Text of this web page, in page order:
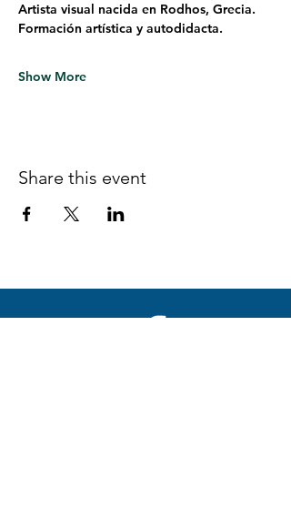
Artista visual nacida en Rodhos, Grecia.
Formación artística y autodidacta.
Show More
Share this event